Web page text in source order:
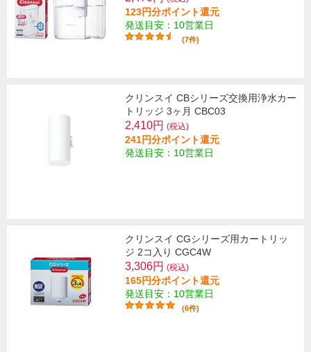
123円分ポイント還元
発送目安：10営業日
(7件)
クリンスイ CBシリーズ交換用浄水カー
トリッジ 3ヶ月 CBC03
2,410円 (税込)
241円分ポイント還元
発送目安：10営業日
クリンスイ CGシリーズ用カートリッ
ジ 2コ入り CGC4W
3,306円 (税込)
165円分ポイント還元
発送目安：10営業日
(6件)